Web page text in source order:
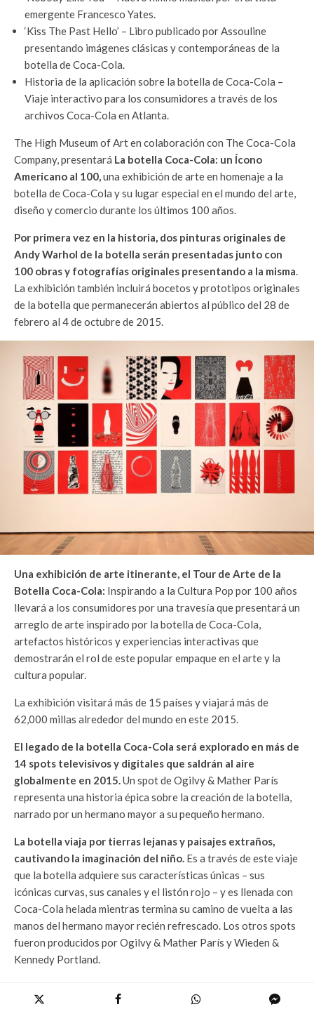
emergente Francesco Yates.
‘Kiss The Past Hello’ – Libro publicado por Assouline
presentando imágenes clásicas y contemporáneas de la
botella de Coca-Cola.
Historia de la aplicación sobre la botella de Coca-Cola –
Viaje interactivo para los consumidores a través de los
archivos Coca-Cola en Atlanta.
The High Museum of Art en colaboración con The Coca-Cola
Company, presentará La botella Coca-Cola: un Ícono
Americano al 100,una exhibición de arte en homenaje a la
botella de Coca-Cola y su lugar especial en el mundo del arte,
diseño y comercio durante los últimos 100 años.
Por primera vez en la historia, dos pinturas originales de
Andy Warhol de la botella serán presentadas junto con
100 obras y fotografías originales presentando a la misma.
La exhibición también incluirá bocetos y prototipos originales
de la botella que permanecerán abiertos al público del 28 de
febrero al 4 de octubre de 2015.
Una exhibición de arte itinerante, el Tour de Arte de la
Botella Coca-Cola: Inspirando a la Cultura Pop por 100 años
llevará a los consumidores por una travesía que presentará un
arreglo de arte inspirado por la botella de Coca-Cola,
artefactos históricos y experiencias interactivas que
demostrarán el rol de este popular empaque en el arte y la
cultura popular.
La exhibición visitará más de 15 países y viajará más de
62,000 millas alrededor del mundo en este 2015.
El legado de la botella Coca-Cola será explorado en más de
14 spots televisivos y digitales que saldrán al aire
globalmente en 2015.Un spot de Ogilvy & Mather París
representa una historia épica sobre la creación de la botella,
narrado por un hermano mayor a su pequeño hermano.
La botella viaja por tierras lejanas y paisajes extraños,
cautivando la imaginación del niño. Es a través de este viaje
que la botella adquiere sus características únicas – sus
icónicas curvas, sus canales y el listón rojo – y es llenada con
Coca-Cola helada mientras termina su camino de vuelta a las
manos del hermano mayor recién refrescado. Los otros spots
fueron producidos por Ogilvy & Mather París y Wieden &
Kennedy Portland.
musical para la campaña de la botella Coca-Cola,
creado por